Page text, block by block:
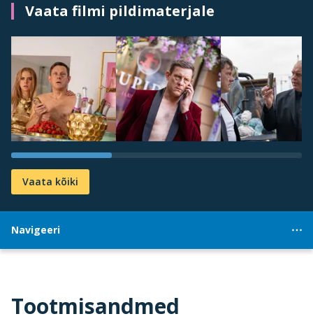
Vaata filmi pildimaterjale
Vaata kõiki
Navigeeri
Tootmisandmed